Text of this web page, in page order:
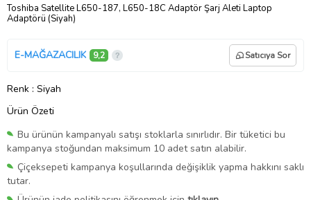
Toshiba Satellite L650-187, L650-18C Adaptör Şarj Aleti Laptop
Adaptörü (Siyah)
E-MAĞAZACILIK 9,2 Satıcıya Sor
Renk : Siyah
Ürün Özeti
Bu ürünün kampanyalı satışı stoklarla sınırlıdır. Bir tüketici bu
kampanya stoğundan maksimum 10 adet satın alabilir.
Çiçeksepeti kampanya koşullarında değişiklik yapma hakkını saklı
tutar.